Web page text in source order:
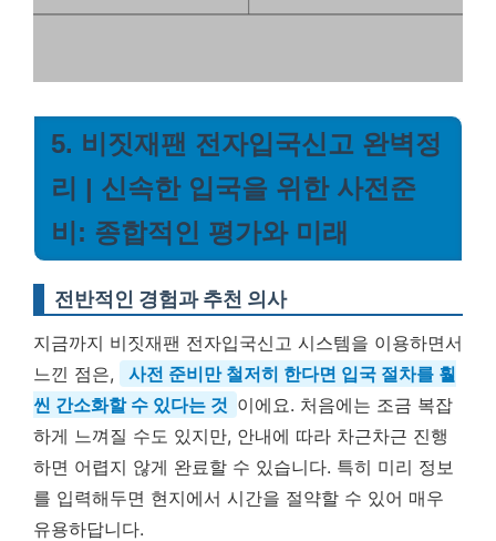
5. 비짓재팬 전자입국신고 완벽정
리 | 신속한 입국을 위한 사전준
비: 종합적인 평가와 미래
전반적인 경험과 추천 의사
지금까지 비짓재팬 전자입국신고 시스템을 이용하면서
느낀 점은,
사전 준비만 철저히 한다면 입국 절차를 훨
씬 간소화할 수 있다는 것 이에요. 처음에는 조금 복잡
하게 느껴질 수도 있지만, 안내에 따라 차근차근 진행
하면 어렵지 않게 완료할 수 있습니다. 특히 미리 정보
를 입력해두면 현지에서 시간을 절약할 수 있어 매우
유용하답니다.